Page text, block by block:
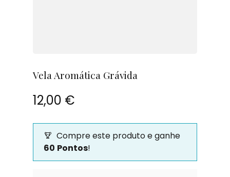
Vela Aromática Grávida
12,00 €
Compre este produto e ganhe
60 Pontos!